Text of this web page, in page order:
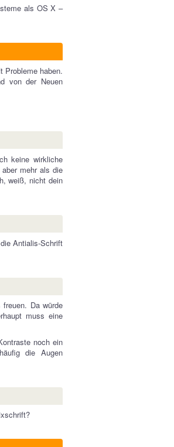
als OS X –
Probleme haben.
von der Neuen
keine wirkliche
mehr als die
weiß, nicht dein
Antialis-Schrift
Da würde
muss eine
noch ein
die Augen